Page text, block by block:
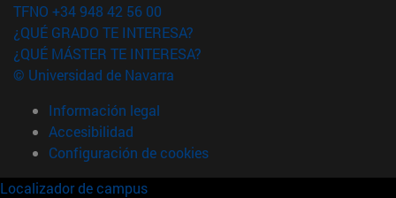
TFNO +34 948 42 56 00
¿QUÉ GRADO TE INTERESA?
¿QUÉ MÁSTER TE INTERESA?
© Universidad de Navarra
Información legal
Accesibilidad
Configuración de cookies
Localizador de campus